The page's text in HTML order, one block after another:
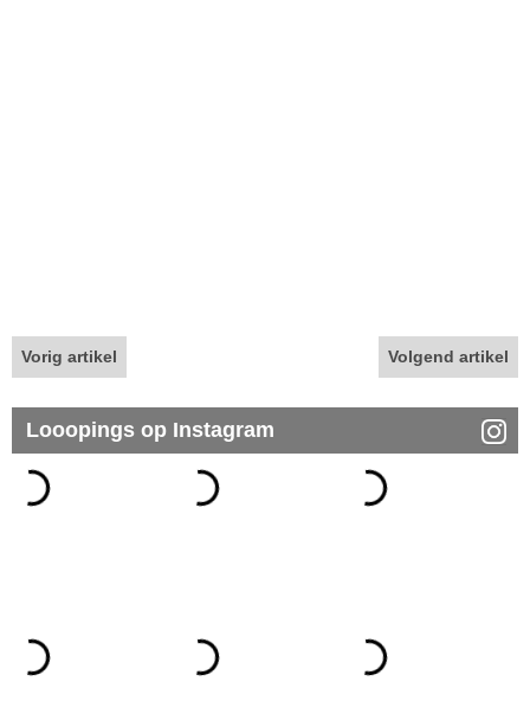
Vorig artikel Volgend artikel
Looopings op Instagram